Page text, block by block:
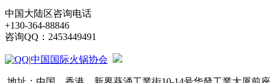
中国大陆区咨询电话
+130-364-88846
咨询QQ：2453449491
|中国国际火锅协会